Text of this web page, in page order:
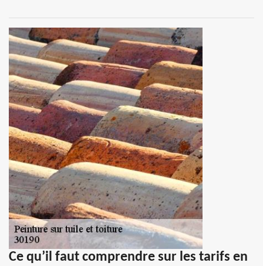
Ce qu’il faut comprendre sur les tarifs en